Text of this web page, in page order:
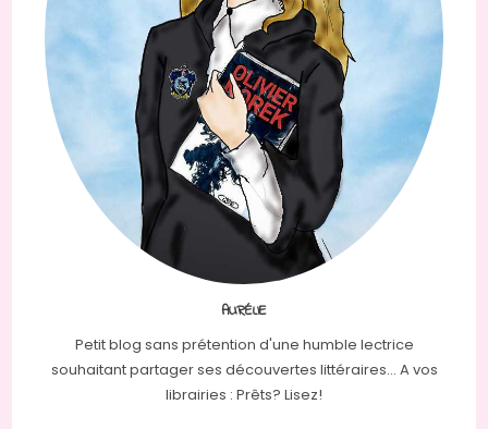
AURÉLIE
Petit blog sans prétention d'une humble lectrice
souhaitant partager ses découvertes littéraires... A vos
librairies : Prêts? Lisez!